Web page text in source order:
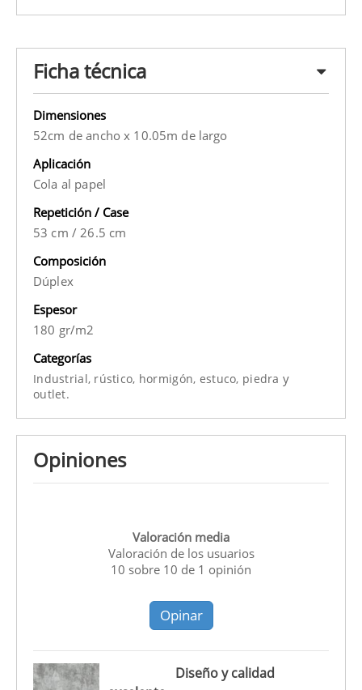
Ficha técnica
Dimensiones
52cm de ancho x 10.05m de largo
Aplicación
Cola al papel
Repetición / Case
53 cm / 26.5 cm
Composición
Dúplex
Espesor
180 gr/m2
Categorías
Industrial, rústico, hormigón, estuco, piedra y
outlet.
Opiniones
Valoración media
Valoración de los usuarios
10 sobre 10 de 1 opinión
Opinar
Diseño y calidad